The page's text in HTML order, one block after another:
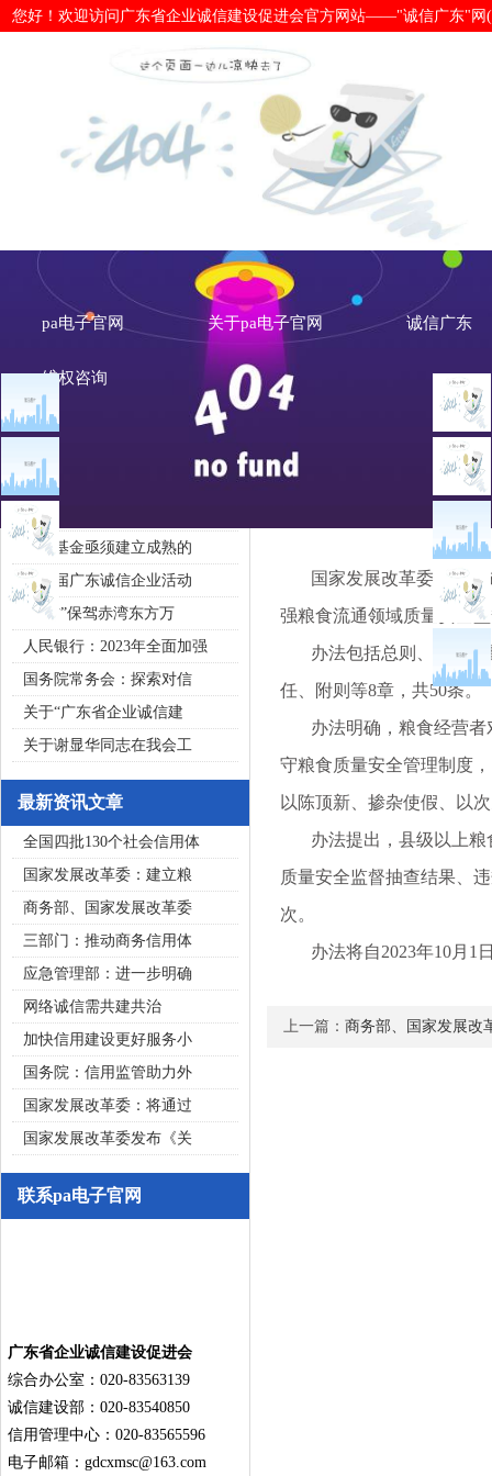
您好！欢迎访问广东省企业诚信建设促进会官方网站——"诚信广东"网
国家发展改革委：建立粮食经营者
pa电子官网 关于pa电子官网 诚信广东
维权咨询
文章点击排行
重大突发公共卫生事件一
2020广东省守合同重信用企
私募基金亟须建立成熟的
第五届广东诚信企业活动
“诚信”保驾赤湾东方万
人民银行：2023年全面加强
国务院常务会：探索对信
关于“广东省企业诚信建
关于谢显华同志在我会工
最新资讯文章
全国四批130个社会信用体
国家发展改革委：建立粮
商务部、国家发展改革委
三部门：推动商务信用体
应急管理部：进一步明确
网络诚信需共建共治
加快信用建设更好服务小
国务院：信用监管助力外
国家发展改革委：将通过
国家发展改革委发布《关
联系pa电子官网
广东省企业诚信建设促进会
综合办公室：020-83563139
诚信建设部：020-83540850
信用管理中心：020-83565596
电子邮箱： gdcxmsc@163.com
诚信新闻
国家发展改革委24日发
强粮食流通领域质量安全
办法包括总则、粮食质
任、附则等8章，共50条。
办法明确，粮食经营者
守粮食质量安全管理制度
以陈顶新、掺杂使假、以
办法提出，县级以上粮
质量安全监督抽查结果、
次。
办法将自2023年10月1日
上一篇： 商务部、国家发展改